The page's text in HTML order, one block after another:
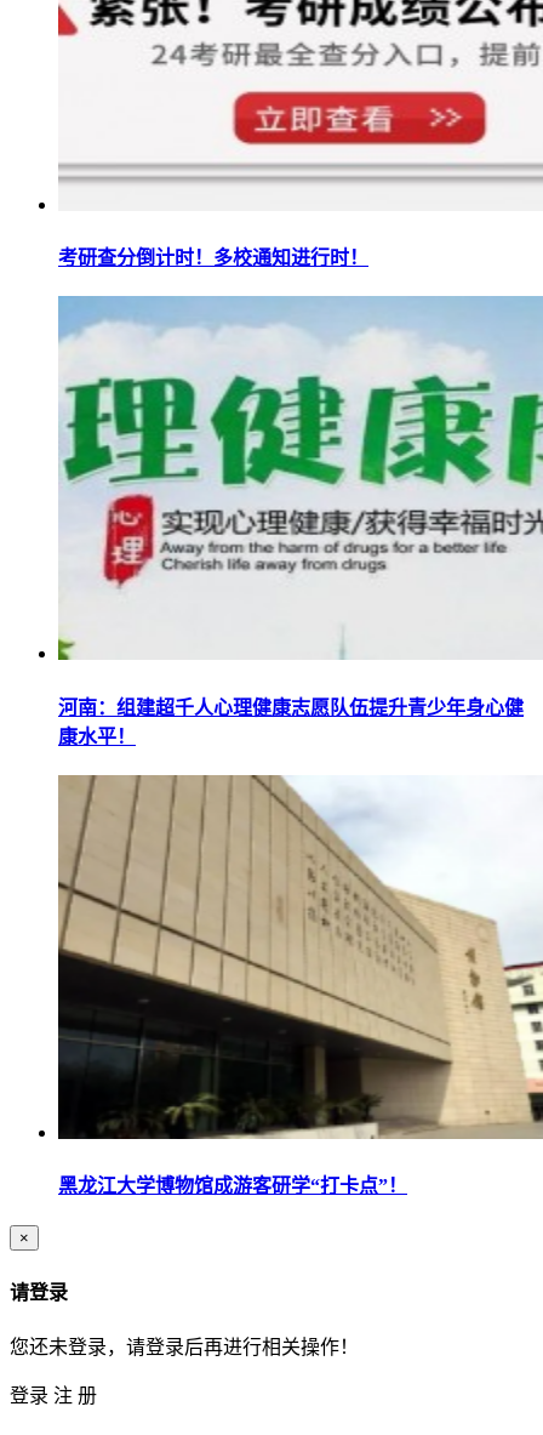
考研查分倒计时！多校通知进行时！
河南：组建超千人心理健康志愿队伍提升青少年身心健
康水平！
黑龙江大学博物馆成游客研学“打卡点”！
×
请登录
您还未登录，请登录后再进行相关操作！
登录 注 册